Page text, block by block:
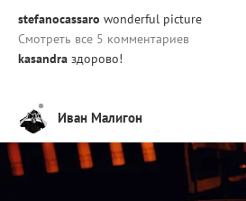
stefanocassaro wonderful picture
Смотреть все 5 комментариев
kasandra здорово!
Иван Малигон